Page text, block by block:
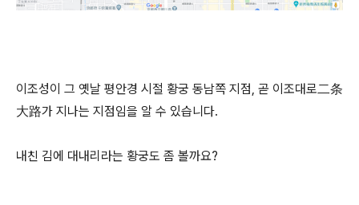
이조성이 그 옛날 평안경 시절 황궁 동남쪽 지점, 곧 이조대로二条
大路가 지나는 지점임을 알 수 있습니다.
내친 김에 대내리라는 황궁도 좀 볼까요?